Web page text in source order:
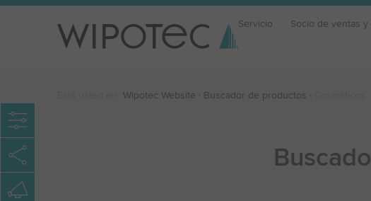
Servicio Socio de ventas
Wipotec Website Buscador de productos